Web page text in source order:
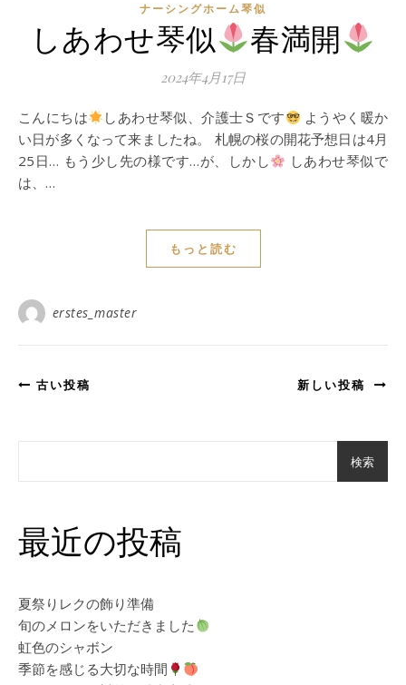
ナーシングホーム琴似
しあわせ琴似 春満開
2024年4月17日
こんにちは しあわせ琴似、介護士Ｓです
ようやく暖か
い日が多くなって来ましたね。 札幌の桜の開花予想日は4月
25日… もう少し先の様です…が、しかし
しあわせ琴似で
は、…
もっと読む
erstes_master
古い投稿 新しい投稿
検索
最近の投稿
夏祭りレクの飾り準備
旬のメロンをいただきました
虹色のシャボン
季節を感じる大切な時間